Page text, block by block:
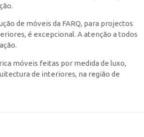
de móveis da FARQ, para projectos
é excepcional. A atenção a todos
móveis feitas por medida de luxo,
de interiores, na região de